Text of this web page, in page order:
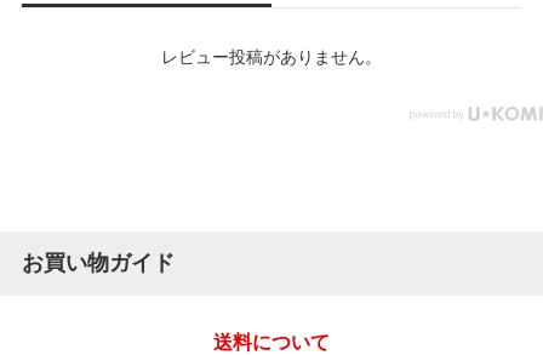
レビュー投稿がありません。
お買い物ガイド
送料について